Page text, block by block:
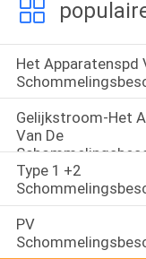
Het Apparatenspd
Gelijkstroom-Het
Van De
Type 1 +2
PV